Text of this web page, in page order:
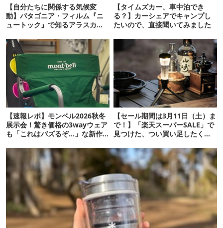
【自分たちに関係する気候変
動】パタゴニア・フィルム『ニ
ュートック』で知るアラスカの
【タイムズカー、車中泊でき
る？】カーシェアでキャンプし
たいので、直接聞いてみました
【速報レポ】モンベル2026秋冬
展示会！驚き価格の3wayウェア
も「これはバズるぞ…」な新作
【セール期間は3月11日（土）ま
で！】「楽天スーパーSALE」で
見つけた、つい買い足したくな